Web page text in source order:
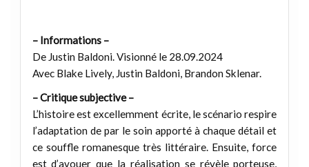
– Informations –
De Justin Baldoni. Visionné le 28.09.2024
Avec Blake Lively, Justin Baldoni, Brandon Sklenar.
– Critique subjective –
L’histoire est excellemment écrite, le scénario respire
l’adaptation de par le soin apporté à chaque détail et
ce souffle romanesque très littéraire. Ensuite, force
est d’avouer que la réalisation se révèle porteuse,